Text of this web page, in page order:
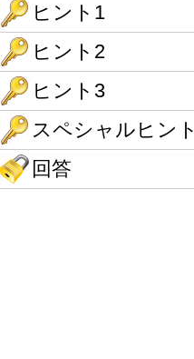
ヒント1
ヒント2
ヒント3
スペシャルヒント
回答